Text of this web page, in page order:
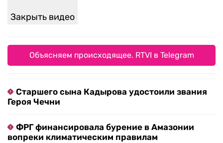
Закрыть видео
Объясняем происходящее. RTVI в Telegram
Старшего сына Кадырова удостоили звания
Героя Чечни
ФРГ финансировала бурение в Амазонии
вопреки климатическим правилам